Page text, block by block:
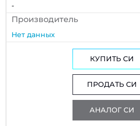
-
Производитель
Нет данных
КУПИТЬ СИ
ПРОДАТЬ СИ
АНАЛОГ СИ